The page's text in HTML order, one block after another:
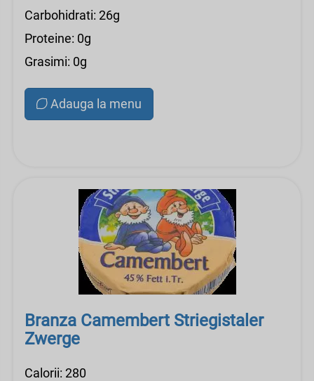
Carbohidrati: 26g
Proteine: 0g
Grasimi: 0g
Adauga la menu
Branza Camembert Striegistaler
Zwerge
Calorii: 280